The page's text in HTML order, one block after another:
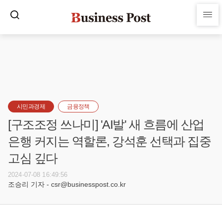
시민과경제 금융정책
[구조조정 쓰나미] 'AI발' 새 흐름에 산업
은행 커지는 역할론, 강석훈 선택과 집중
고심 깊다
2024-07-08 16:49:56
조승리 기자 - csr@businesspost.co.kr